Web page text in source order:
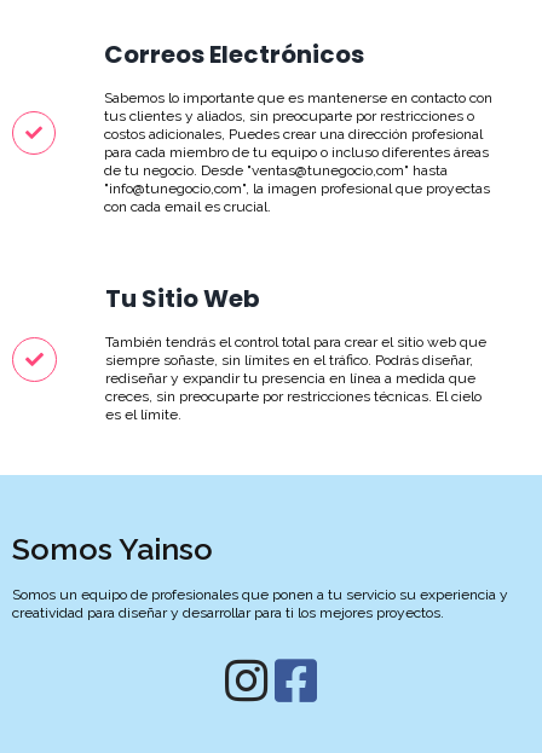
Correos Electrónicos
Sabemos lo importante que es mantenerse en contacto con
tus clientes y aliados, sin preocuparte por restricciones o
costos adicionales, Puedes crear una dirección profesional
para cada miembro de tu equipo o incluso diferentes áreas
de tu negocio. Desde "ventas@tunegocio,com" hasta
"info@tunegocio,com", la imagen profesional que proyectas
con cada email es crucial.
Tu Sitio Web
También tendrás el control total para crear el sitio web que
siempre soñaste, sin límites en el tráfico. Podrás diseñar,
rediseñar y expandir tu presencia en línea a medida que
creces, sin preocuparte por restricciones técnicas. El cielo
es el límite.
Somos Yainso
Somos un equipo de profesionales que ponen a tu servicio su experiencia y
creatividad para diseñar y desarrollar para ti los mejores proyectos.